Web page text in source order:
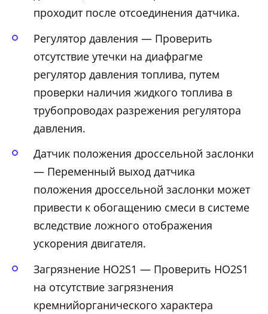
проходит после отсоединения датчика.
Регулятор давления — Проверить
отсутствие утечки на диафрагме
регулятор давления топлива, путем
проверки наличия жидкого топлива в
трубопроводах разрежения регулятора
давления.
Датчик положения дроссельной заслонки
— Переменный выход датчика
положения дроссельной заслонки может
привести к обогащению смеси в системе
вследствие ложного отображения
ускорения двигателя.
Загрязнение HO2S1 — Проверить HO2S1
на отсутствие загрязнения
кремнийорганического характера